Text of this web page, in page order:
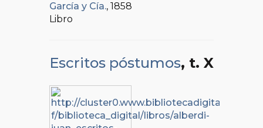
García y Cía., 1858
Libro
Escritos póstumos, t. X